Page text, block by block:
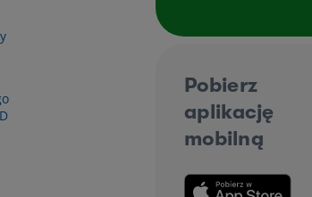
Pobierz
aplikację
mobilną